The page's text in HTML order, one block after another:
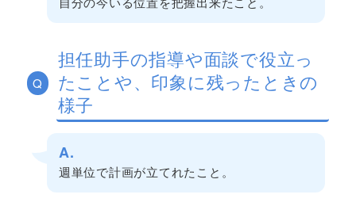
Q
担任助手の指導や面談で役立っ
たことや、印象に残ったときの
様子
A.
週単位で計画が立てれたこと。